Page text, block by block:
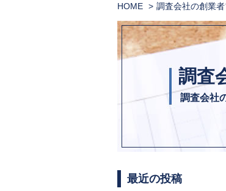
HOME 調査会社の創業者
調査
調査会社
最近の投稿